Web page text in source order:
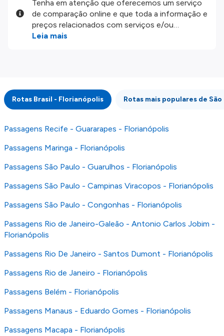
Tenha em atenção que oferecemos um serviço
de comparação online e que toda a informação e
preços relacionados com serviços e/ou
produtos disponíveis no nosso website são
integridade ou pela precisão da informação
publicada, por isso verifique com atenção todas
as condições no website do parceiro antes de
fazer uma reserva. Para mais detalhes verifique
os nossos
Termos e Condições.
Leia mais
Rotas Brasil - Florianópolis Rotas mais populares de
Passagens Recife - Guararapes - Florianópolis
Passagens Maringa - Florianópolis
Passagens São Paulo - Guarulhos - Florianópolis
Passagens São Paulo - Campinas Viracopos - Florianópolis
Passagens São Paulo - Congonhas - Florianópolis
Passagens Rio de Janeiro-Galeão - Antonio Carlos Jobim -
Florianópolis
Passagens Rio De Janeiro - Santos Dumont - Florianópolis
Passagens Rio de Janeiro - Florianópolis
Passagens Belém - Florianópolis
Passagens Manaus - Eduardo Gomes - Florianópolis
Passagens Macapa - Florianópolis